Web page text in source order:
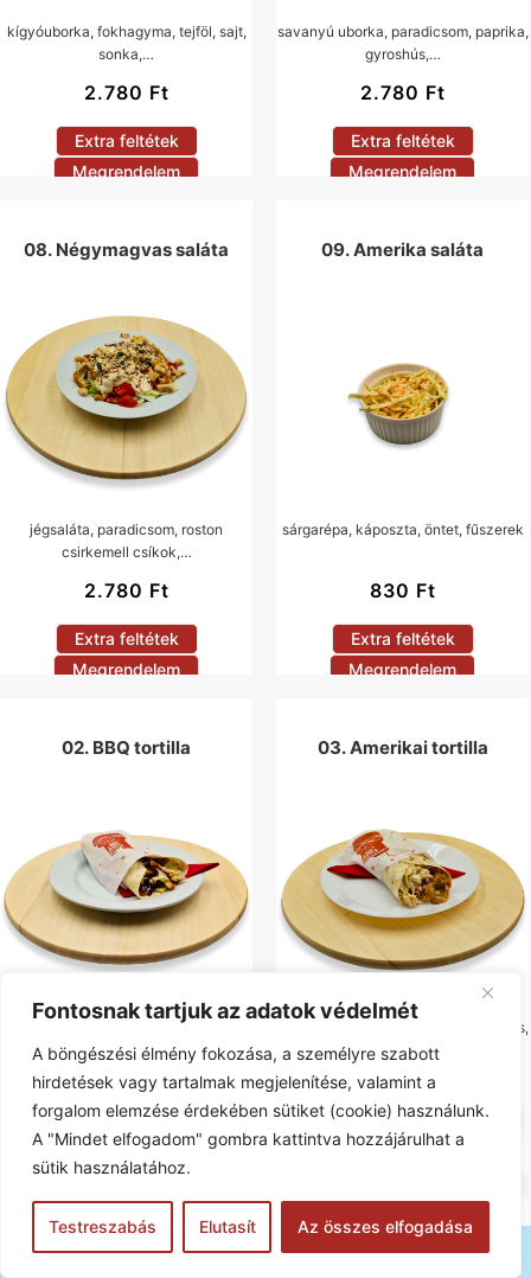
Fontosnak tartjuk az adatok védelmét
A böngészési élmény fokozása, a személyre szabott
hirdetések vagy tartalmak megjelenítése, valamint a
forgalom elemzése érdekében sütiket (cookie) használunk.
A "Mindet elfogadom" gombra kattintva hozzájárulhat a
sütik használatához.
Testreszabás Elutasít Az összes elfogadása
kígyóuborka, fokhagyma, tejföl, sajt,
sonka,…
2.780 Ft
Extra feltétek
Megrendelem
savanyú uborka, paradicsom, paprika,
gyroshús,…
2.780 Ft
Extra feltétek
Megrendelem
08. Négymagvas saláta
jégsaláta, paradicsom, roston
csirkemell csíkok,…
2.780 Ft
Extra feltétek
Megrendelem
09. Amerika saláta
sárgarépa, káposzta, öntet, fűszerek
830 Ft
Extra feltétek
Megrendelem
02. BBQ tortilla
BBQ saláta, lila hagyma, roston…
2.340Ft
Extra feltétek
Megrendelem
03. Amerikai tortilla
salátalevél, amerikai saláta, gyroshús,
hagyma
2.340 Ft
Extra feltétek
04. Tejfölös-kapros tortilla
Rendeléseket07:00és22:45között tudunk felvenni.